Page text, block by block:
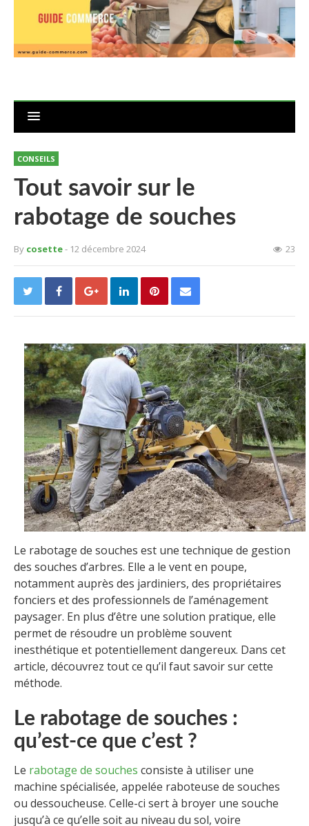
CONSEILS
Tout savoir sur le
rabotage de souches
By cosette- 12 décembre 2024 23
Le rabotage de souches est une technique de gestion
des souches d’arbres. Elle a le vent en poupe,
notamment auprès des jardiniers, des propriétaires
fonciers et des professionnels de l’aménagement
paysager. En plus d’être une solution pratique, elle
permet de résoudre un problème souvent
inesthétique et potentiellement dangereux. Dans cet
article, découvrez tout ce qu’il faut savoir sur cette
méthode.
Le rabotage de souches :
qu’est-ce que c’est ?
Le rabotage de souches consiste à utiliser une
machine spécialisée, appelée raboteuse de souches
ou dessoucheuse. Celle-ci sert à broyer une souche
jusqu’à ce qu’elle soit au niveau du sol, voire